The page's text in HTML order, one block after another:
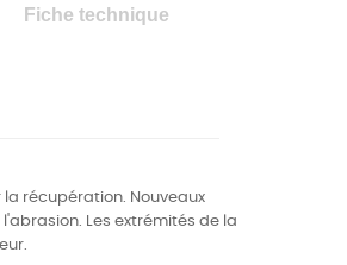
Fiche technique
récupération. Nouveaux
Les extrémités de la